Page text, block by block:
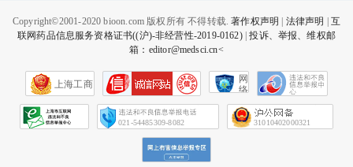
Copyright©2001-2020 bioon.com 版权所有 不得转载.著作权声明 法律声明
互
联网药品信息服务资格证书((沪)-非经营性-2019-0162)|投诉、举报、维权邮
箱：editor@medsci.cn<
上海工商
网
络
会
征
021-54485309-8082 31010402000321